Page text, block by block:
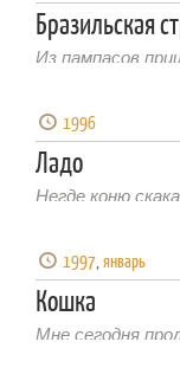
Бразильская
Из пампасов
1996
Ладо
Негде коню
1997,январь
Кошка
Мне сегодня